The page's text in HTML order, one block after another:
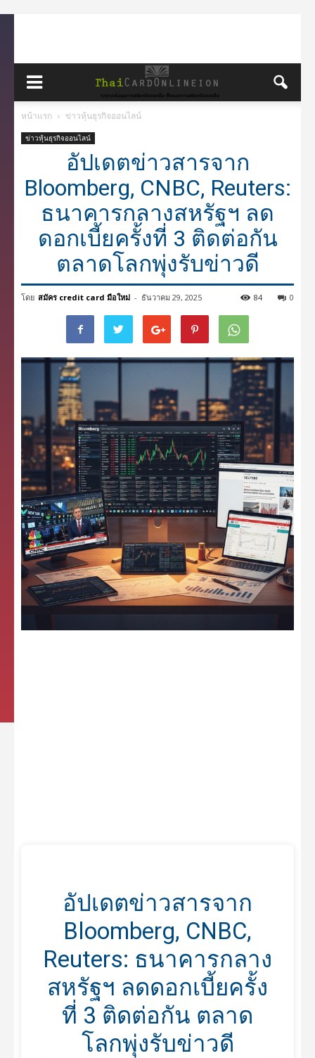
หน้าแรก ข่าวหุ้นธุรกิจออนไลน์
ข่าวหุ้นธุรกิจออนไลน์
อัปเดตข่าวสารจาก
Bloomberg, CNBC, Reuters:
ธนาคารกลางสหรัฐฯ ลด
ดอกเบี้ยครั้งที่ 3 ติดต่อกัน
ตลาดโลกพุ่งรับข่าวดี
โดย สมัคร credit card มือใหม่ - ธันวาคม 29, 2025 0
84
อัปเดตข่าวสารจาก
Bloomberg, CNBC,
Reuters: ธนาคารกลาง
สหรัฐฯ ลดดอกเบี้ยครั้ง
ที่ 3 ติดต่อกัน ตลาด
โลกพุ่งรับข่าวดี